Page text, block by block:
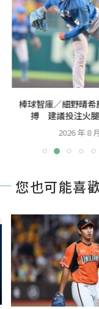
棒球智庫／細野晴
搏 建議投注火
2026 年 8
您也可能喜